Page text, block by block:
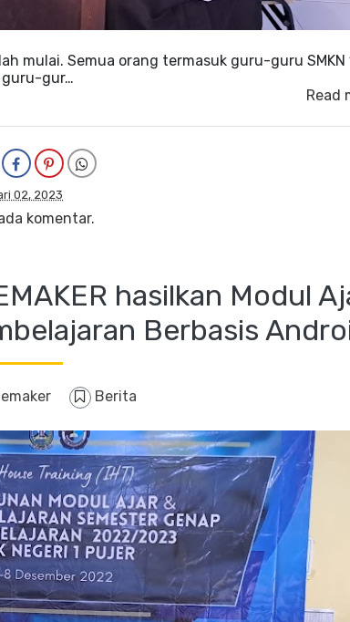
mulai. Semua orang termasuk guru-guru SMKN
guru-gur…
Read
02, 2023
komentar.
hasilkan Modul
Berbasis
Berita